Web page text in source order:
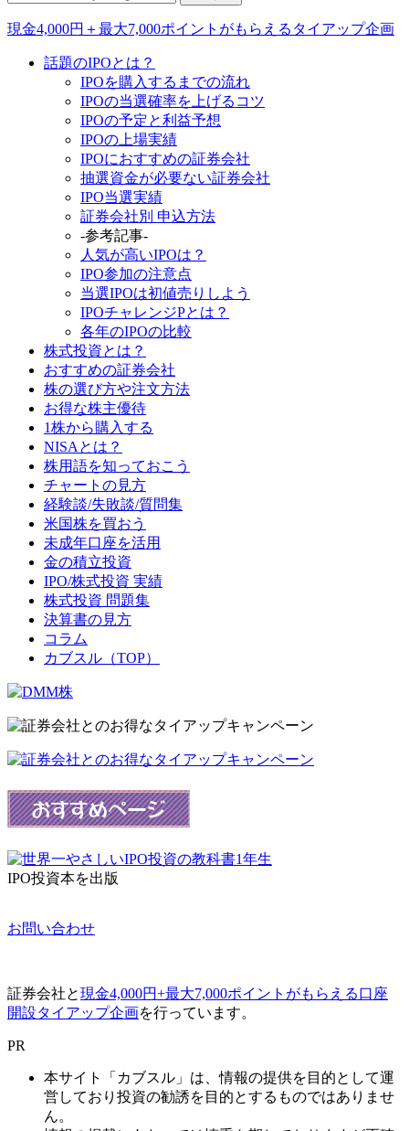
現金4,000円＋最大7,000ポイントがもらえるタイアップ企画
話題のIPOとは？
IPOを購入するまでの流れ
IPOの当選確率を上げるコツ
IPOの予定と利益予想
IPOの上場実績
IPOにおすすめの証券会社
抽選資金が必要ない証券会社
IPO当選実績
証券会社別 申込方法
-参考記事-
人気が高いIPOは？
IPO参加の注意点
当選IPOは初値売りしよう
IPOチャレンジPとは？
各年のIPOの比較
株式投資とは？
おすすめの証券会社
株の選び方や注文方法
お得な株主優待
1株から購入する
NISAとは？
株用語を知っておこう
チャートの見方
経験談/失敗談/質問集
米国株を買おう
未成年口座を活用
金の積立投資
IPO/株式投資 実績
株式投資 問題集
決算書の見方
コラム
カブスル（TOP）
IPO投資本を出版
お問い合わせ
証券会社と現金4,000円+最大7,000ポイントがもらえる口座
開設タイアップ企画を行っています。
PR
本サイト「カブスル」は、情報の提供を目的として運
営しており投資の勧誘を目的とするものではありませ
ん。